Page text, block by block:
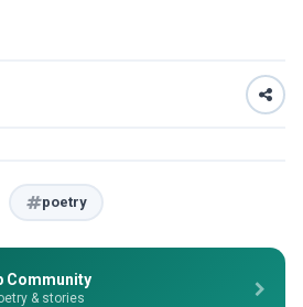
poetry
Community
& stories